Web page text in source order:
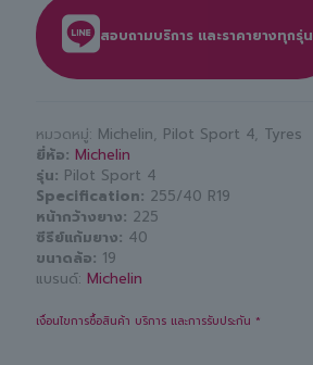
สอบถามบริการ และราคายางทุกรุ่น
หมวดหมู่: Michelin, Pilot Sport 4, Tyres
ยี่ห้อ Michelin
รุ่น Pilot Sport 4
Specification 255/40 R19
หน้ากว้างยาง 225
ซีรีย์แก้มยาง 40
ขนาดล้อ 19
แบรนด์: Michelin
เงื่อนไขการซื้อสินค้า บริการ และการรับประกัน *